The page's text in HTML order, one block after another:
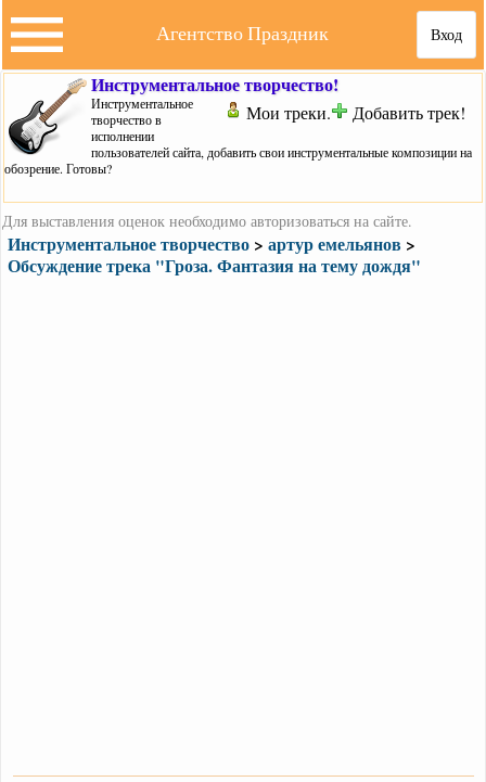
Вход
Агентство Праздник
Инструментальное творчество!
Мои треки. Добавить трек!
Инструментальное
творчество в
исполнении
пользователей сайта, добавить свои инструментальные композиции на
обозрение. Готовы?
Для выставления оценок необходимо авторизоваться на сайте.
Инструментальное творчество > артур емельянов >
Обсуждение трека "Гроза. Фантазия на тему дождя"